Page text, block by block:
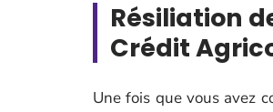
Résiliation
Crédit
Une fois que vous avez